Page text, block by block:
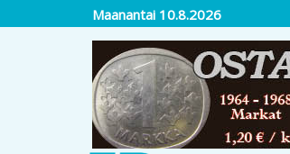
Maanantai 10.8.2026